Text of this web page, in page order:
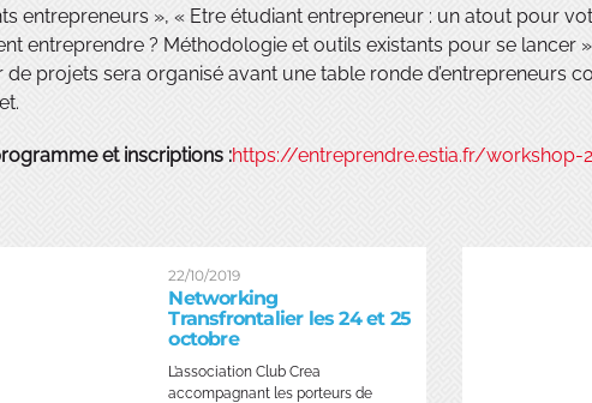
entrepreneurs », « Etre étudiant entrepreneur : un atout pour
entreprendre ? Méthodologie et outils existants pour se lancer
projets sera organisé avant une table ronde d’entrepreneurs
et inscriptions :https://entreprendre.estia.fr/workshop-
22/10/2019
Networking
Transfrontalier les 24 et 25
octobre
L’association Club Crea
accompagnant les porteurs de